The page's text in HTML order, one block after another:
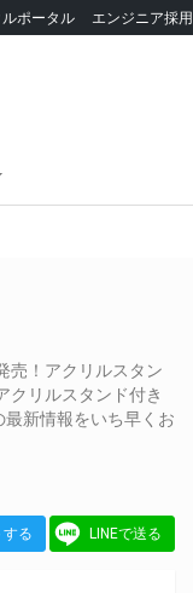
ポータル エンジニア採用
売！アクリルスタン
クリルスタンド付き
新情報をいち早くお
する LINEで送る